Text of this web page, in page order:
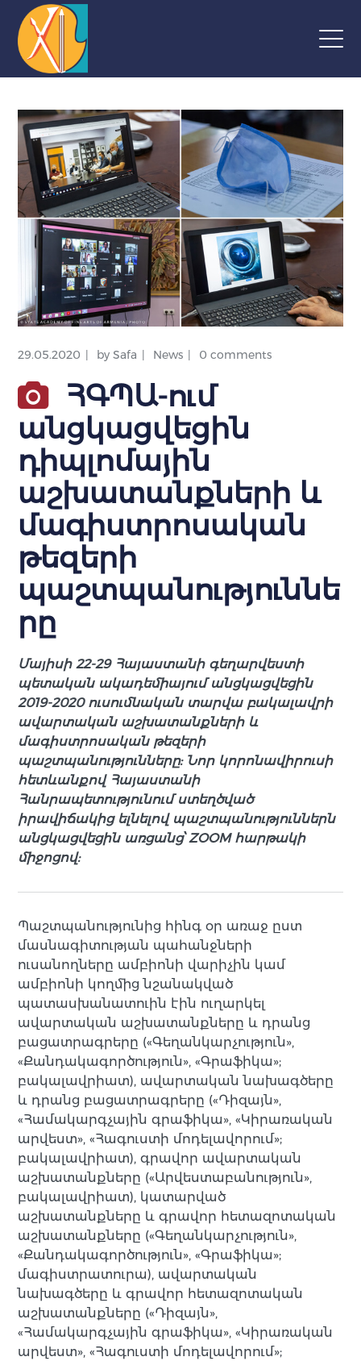
29.05.2020 bySafa News 0 comments
ՀԳՊԱ-ում
անցկացվեցին
դիպլոմային
աշխատանքների և
մագիստրոսական
թեզերի
պաշտպանություննե
րը
Մայիսի 22-29 Հայաստանի գեղարվեստի
պետական ակադեմիայում անցկացվեցին
2019-2020 ուսումնական տարվա բակալավրի
ավարտական աշխատանքների և
մագիստրոսական թեզերի
պաշտպանությունները: Նոր կորոնավիրուսի
հետևանքով Հայաստանի
Հանրապետությունում ստեղծված
իրավիճակից ելնելով պաշտպանություններն
անցկացվեցին առցանց՝ ZOOM հարթակի
միջոցով:
Պաշտպանությունից հինգ օր առաջ ըստ
մասնագիտության պահանջների
ուսանողները ամբիոնի վարիչին կամ
ամբիոնի կողմից նշանակված
պատասխանատուին էին ուղարկել
ավարտական աշխատանքները և դրանց
բացատրագրերը («Գեղանկարչություն»,
«Քանդակագործություն», «Գրաֆիկա»;
բակալավրիատ), ավարտական նախագծերը
և դրանց բացատրագրերը («Դիզայն»,
«Համակարգչային գրաֆիկա», «Կիրառական
արվեստ», «Հագուստի մոդելավորում»;
բակալավրիատ), գրավոր ավարտական
աշխատանքները («Արվեստաբանություն»,
բակալավրիատ), կատարված
աշխատանքները և գրավոր հետազոտական
աշխատանքները («Գեղանկարչություն»,
«Քանդակագործություն», «Գրաֆիկա»;
մագիստրատուրա), ավարտական
նախագծերը և գրավոր հետազոտական
աշխատանքները («Դիզայն»,
«Համակարգչային գրաֆիկա», «Կիրառական
արվեստ», «Հագուստի մոդելավորում»;